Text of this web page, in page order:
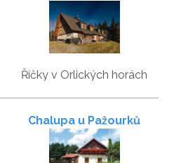
Lesa
Říčky v Orlických horách
Chalupa u Pažourků